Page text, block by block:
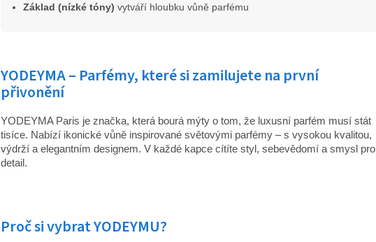
Základ (nízké tóny) vytváří hloubku vůně parfému
YODEYMA – Parfémy, které si zamilujete na první
přivonění
YODEYMA Paris je značka, která bourá mýty o tom, že luxusní parfém musí stát
tisíce. Nabízí ikonické vůně inspirované světovými parfémy – s vysokou kvalitou,
výdrží a elegantním designem. V každé kapce cítíte styl, sebevědomí a smysl pro
detail.
Proč si vybrat YODEYMU?